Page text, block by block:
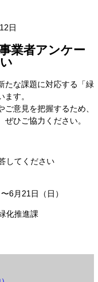
日
業者アンケー
たな課題に対応する「緑
す。
意見を把握するため、
ひご協力ください。
してください
6月21日（日）
化推進課